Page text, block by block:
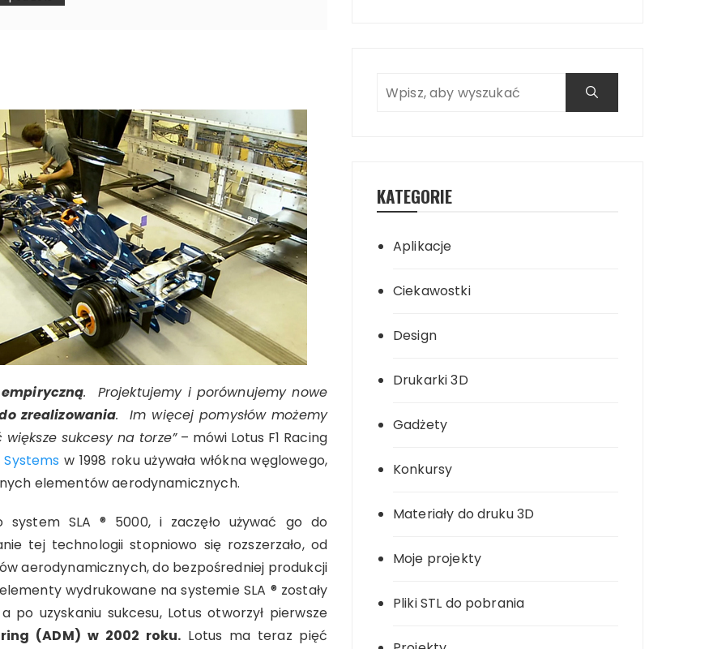
. Projektujemy i porównujemy nowe
zrealizowania. Im więcej pomysłów możemy
sukcesy na torze”– mówi Lotus F1 Racing
w 1998 roku używała włókna węglowego,
elementów aerodynamicznych.
system SLA ® 5000, i zaczęło używać go do
tej technologii stopniowo się rozszerzało, od
aerodynamicznych, do bezpośredniej produkcji
wydrukowane na systemie SLA ® zostały
po uzyskaniu sukcesu, Lotus otworzył pierwsze
(ADM) w 2002 roku. Lotus ma teraz pięć
KATEGORIE
Aplikacje
Ciekawostki
Design
Drukarki 3D
Gadżety
Konkursy
Materiały do druku 3D
Moje projekty
Pliki STL do pobrania